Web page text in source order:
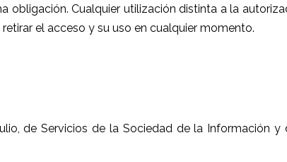
obligación. Cualquier utilización distinta a la
el acceso y su uso en cualquier momento.
de Servicios de la Sociedad de la Información y